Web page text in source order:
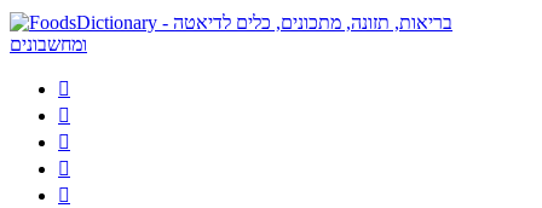




